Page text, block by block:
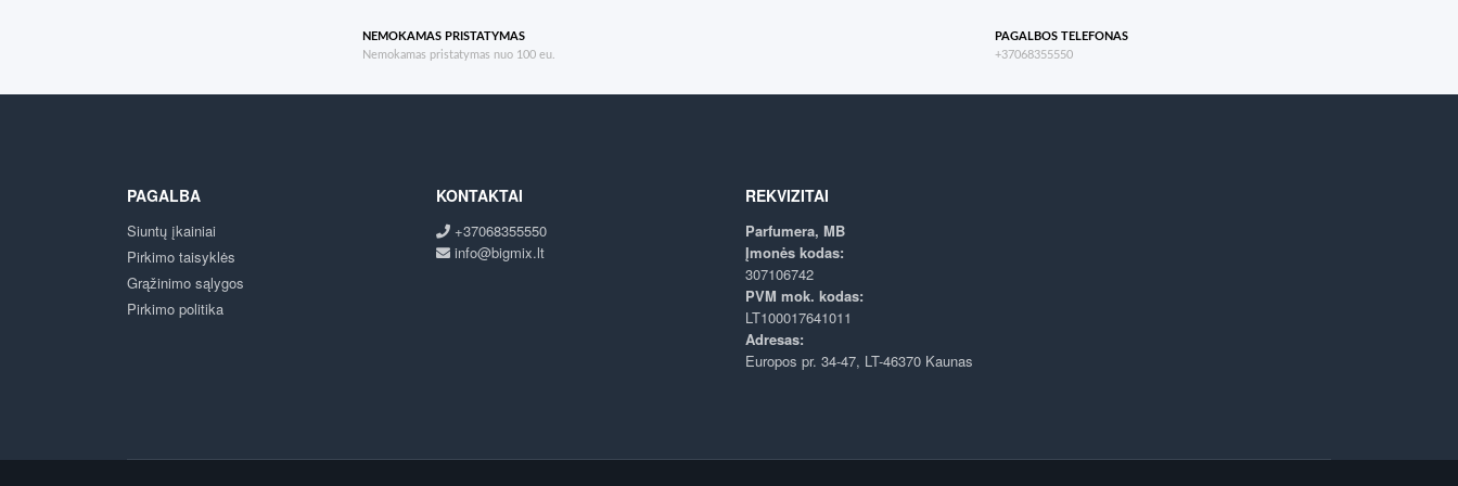
NEMOKAMAS PRISTATYMAS
Nemokamas pristatymas nuo 100 eu.
PAGALBOS TELEFONAS
+37068355550
PAGALBA
Siuntų įkainiai
Pirkimo taisyklės
Grąžinimo sąlygos
Pirkimo politika
KONTAKTAI
+37068355550
info@bigmix.lt
REKVIZITAI
Parfumera, MB
Įmonės kodas:
307106742
PVM mok. kodas:
LT100017641011
Adresas:
Europos pr. 34-47, LT-46370 Kaunas